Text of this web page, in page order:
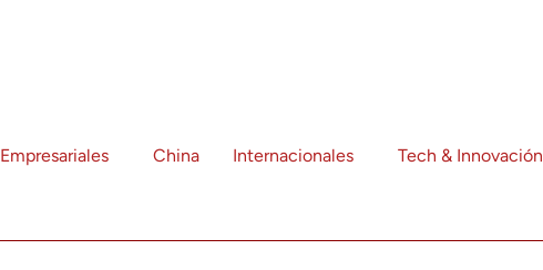
Empresariales China Internacionales Tech & Innovación